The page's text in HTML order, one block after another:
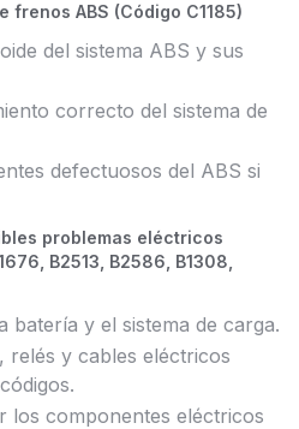
frenos ABS (Código C1185)
del sistema ABS y sus
correcto del sistema de
defectuosos del ABS si
problemas eléctricos
B2513, B2586, B1308,
batería y el sistema de carga.
relés y cables eléctricos
los componentes eléctricos